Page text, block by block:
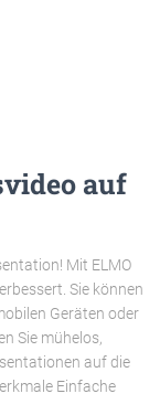
auf
Mit ELMO
Sie können
Geräten oder
Sie mühelos,
auf die
Einfache